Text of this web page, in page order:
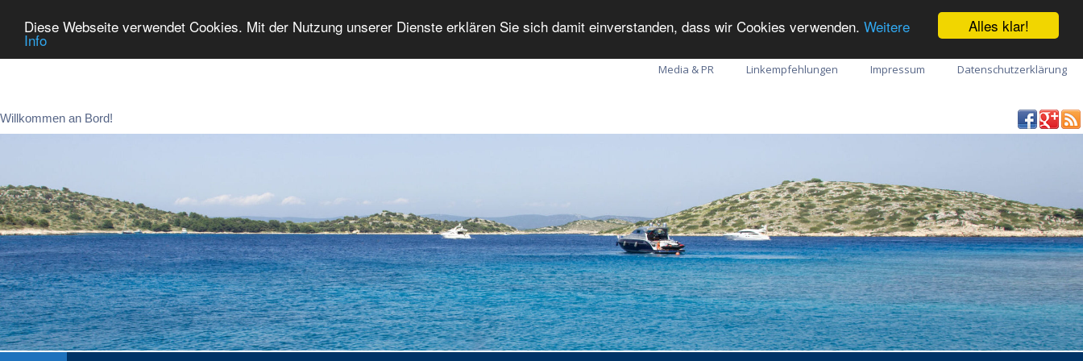
Alles klar!
Diese Webseite verwendet Cookies. Mit der Nutzung unserer Dienste erklären Sie sich damit einverstanden, dass wir Cookies verwenden. Weitere
Info
Zum
Media & PR Linkempfehlungen Impressum Datenschutzerklärung
Willkommen an Bord!